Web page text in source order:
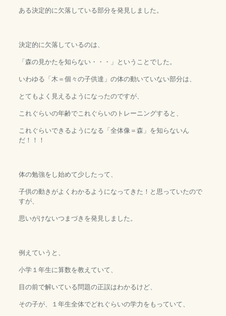
ある決定的に欠落している部分を発見しました。
決定的に欠落しているのは、
「森の見かたを知らない・・・」ということでした。
いわゆる「木＝個々の子供達」の体の動いていない部分は、
とてもよく見えるようになったのですが、
これぐらいの年齢でこれぐらいのトレーニングすると、
これぐらいできるようになる「全体像＝森」を知らないん
だ！！！
体の勉強をし始めて少したって、
子供の動きがよくわかるようになってきた！と思っていたので
すが、
思いがけないつまづきを発見しました。
例えていうと、
小学１年生に算数を教えていて、
目の前で解いている問題の正誤はわかるけど、
その子が、１年生全体でどれぐらいの学力をもっていて、